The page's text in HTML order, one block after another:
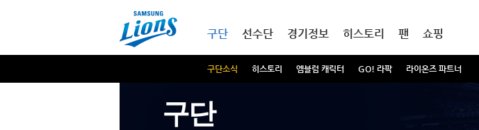
구단
구단소식 히스토리 엠블럼 캐릭터 GO! 라팍 라이온즈 파트너
선수단 경기정보 히스토리 팬 쇼핑
구단